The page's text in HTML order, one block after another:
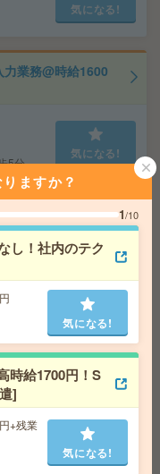
気になる!
力業務@時給1600
5分
気になる!
番号チェック・
分
気になる!
ック詰め、品出し
ク通
気になる!
ますか？
1/10
し！社内のテク
気になる!
時給1700円！S
]
+残業
気になる!